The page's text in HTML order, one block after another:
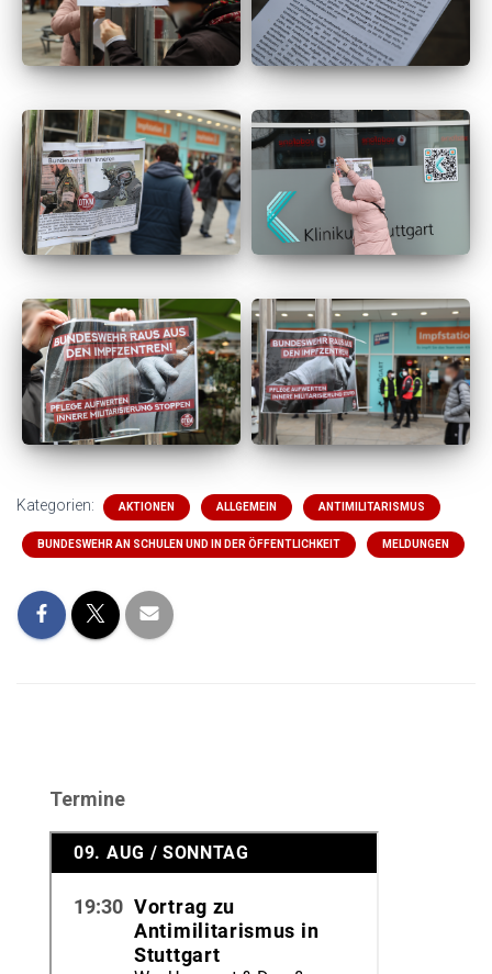
Kategorien: AKTIONEN ALLGEMEIN ANTIMILITARISMUS
BUNDESWEHR AN SCHULEN UND IN DER ÖFFENTLICHKEIT MELDUNGEN
Termine